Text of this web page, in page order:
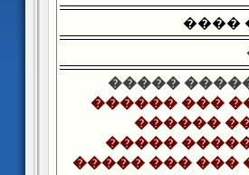
����
�����
������ ���
������
�����
����� ��� ���